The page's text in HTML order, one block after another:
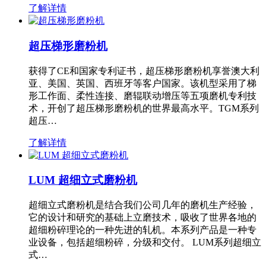
了解详情
超压梯形磨粉机
获得了CE和国家专利证书，超压梯形磨粉机享誉澳大利
亚、美国、英国、西班牙等客户国家。该机型采用了梯
形工作面、柔性连接、磨辊联动增压等五项磨机专利技
术，开创了超压梯形磨粉机的世界最高水平。TGM系列
超压…
了解详情
LUM 超细立式磨粉机
超细立式磨粉机是结合我们公司几年的磨机生产经验，
它的设计和研究的基础上立磨技术，吸收了世界各地的
超细粉碎理论的一种先进的轧机。本系列产品是一种专
业设备，包括超细粉碎，分级和交付。 LUM系列超细立
式…